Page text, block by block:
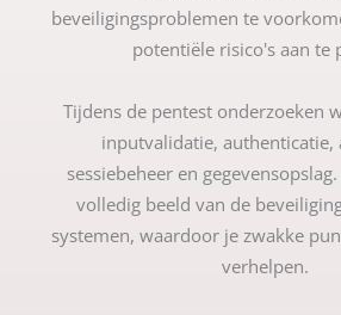
beveiligingsproblemen te
potentiële risico's aan te
Tijdens de pentest onderzoeken
inputvalidatie, authenticatie,
sessiebeheer en
volledig beeld van de
systemen, waardoor je zwakke
verhelpen.